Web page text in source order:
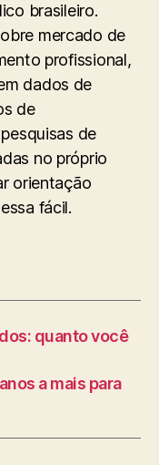
brasileiro.
mercado de
profissional,
dados de
de
de
no próprio
orientação
fácil.
quanto você
a mais para